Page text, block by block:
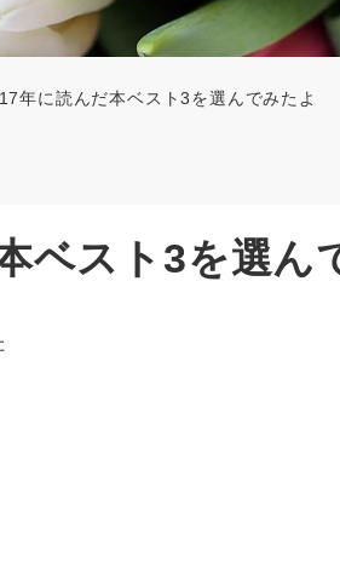
年に読んだ本ベスト3を選んでみたよ
ベスト3を選ん